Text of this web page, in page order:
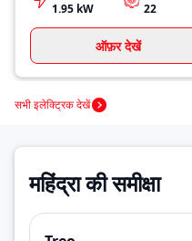
1.95 kW
22
ऑफ़र देखें
सभी इलेक्ट्रिक देखें
महिंद्रा की समीक्षा